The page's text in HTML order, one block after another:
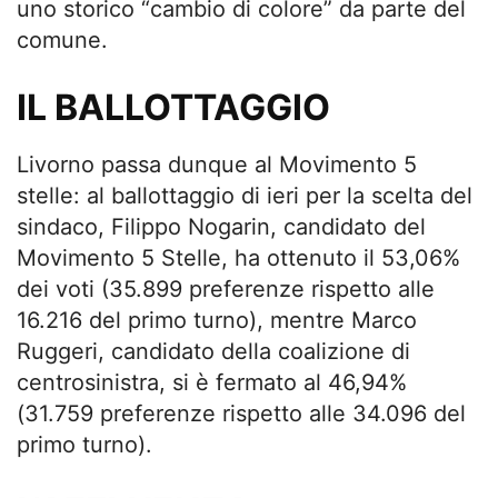
uno storico “cambio di colore” da parte del
comune.
IL BALLOTTAGGIO
Livorno passa dunque al Movimento 5
stelle: al ballottaggio di ieri per la scelta del
sindaco, Filippo Nogarin, candidato del
Movimento 5 Stelle, ha ottenuto il 53,06%
dei voti (35.899 preferenze rispetto alle
16.216 del primo turno), mentre Marco
Ruggeri, candidato della coalizione di
centrosinistra, si è fermato al 46,94%
(31.759 preferenze rispetto alle 34.096 del
primo turno).